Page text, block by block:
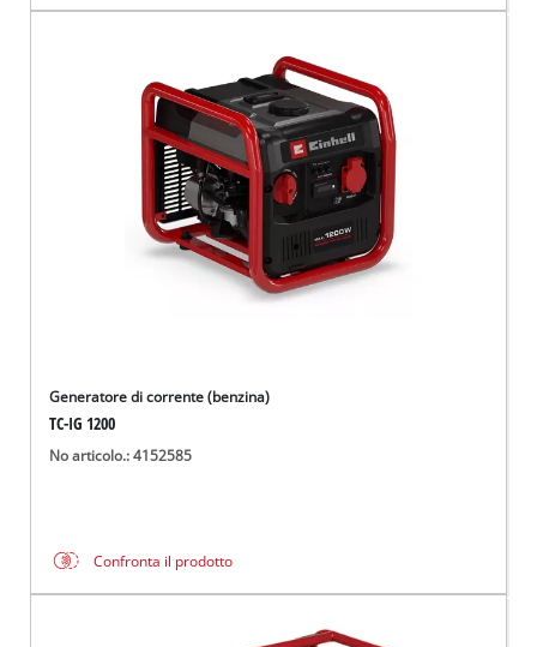
Generatore di corrente (benzina)
TC-IG 1200
No articolo.: 4152585
Confronta il prodotto